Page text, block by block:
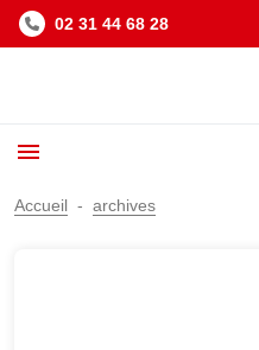
02 31 44 68 28
Accueil archives